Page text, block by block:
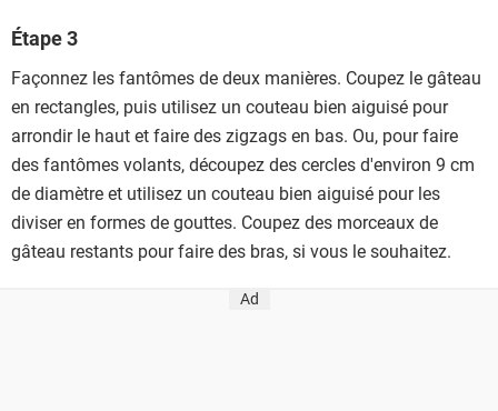
Étape 3
Façonnez les fantômes de deux manières. Coupez le gâteau
en rectangles, puis utilisez un couteau bien aiguisé pour
arrondir le haut et faire des zigzags en bas. Ou, pour faire
des fantômes volants, découpez des cercles d'environ 9 cm
de diamètre et utilisez un couteau bien aiguisé pour les
diviser en formes de gouttes. Coupez des morceaux de
gâteau restants pour faire des bras, si vous le souhaitez.
Ad